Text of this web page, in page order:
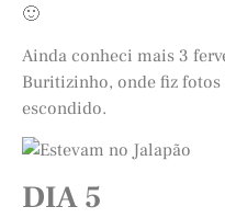
🙂
Ainda conheci mais 3
Buritizinho, onde fiz
escondido.
DIA 5